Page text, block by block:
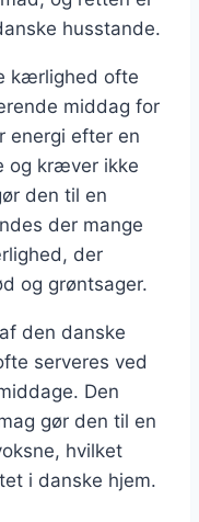
husstande.
kærlighed ofte
middag for
energi efter en
og kræver ikke
den til en
der mange
der
og grøntsager.
den danske
serveres ved
Den
gør den til en
hvilket
i danske hjem.